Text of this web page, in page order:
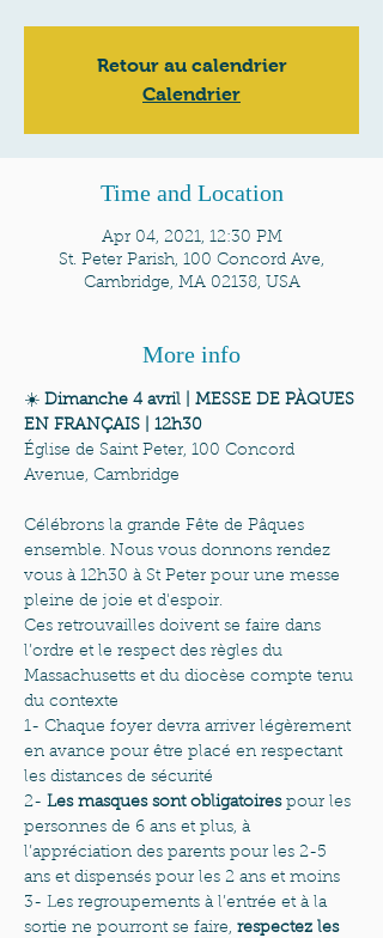
Retour au calendrier
Calendrier
Time and Location
Apr 04, 2021, 12:30 PM
St. Peter Parish, 100 Concord Ave,
Cambridge, MA 02138, USA
More info
☀️ Dimanche 4 avril | MESSE DE PÀQUES
EN FRANÇAIS | 12h30
Église de Saint Peter, 100 Concord
Avenue, Cambridge
Célébrons la grande Fête de Pâques
ensemble. Nous vous donnons rendez
vous à 12h30 à St Peter pour une messe
pleine de joie et d'espoir.
Ces retrouvailles doivent se faire dans
l’ordre et le respect des règles du
Massachusetts et du diocèse compte tenu
du contexte
1- Chaque foyer devra arriver légèrement
en avance pour être placé en respectant
les distances de sécurité
2- Les masques sont obligatoires pour les
personnes de 6 ans et plus, à
l’appréciation des parents pour les 2-5
ans et dispensés pour les 2 ans et moins
3- Les regroupements à l’entrée et à la
sortie ne pourront se faire, respectez les